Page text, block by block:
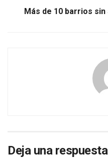
Más de 10 barrios
Deja una respuesta